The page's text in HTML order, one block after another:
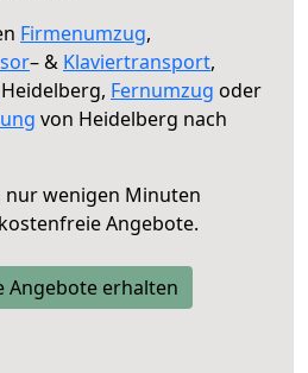
Firmenumzug,
– & Klaviertransport,
Fernumzug oder
von Heidelberg nach
nur wenigen Minuten
Angebote.
Angebote erhalten